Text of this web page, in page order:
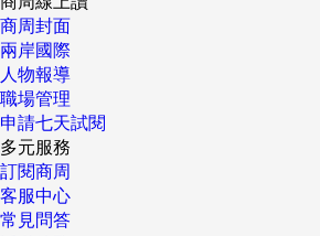
商周封面
兩岸國際
人物報導
職場管理
申請七天試閱
多元服務
訂閱商周
客服中心
常見問答